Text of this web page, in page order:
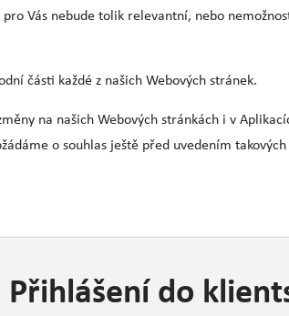
Vás nebude tolik relevantní, nebo
části každé z našich Webových stránek.
na našich Webových stránkách i v
o souhlas ještě před uvedením
Přihlášení do